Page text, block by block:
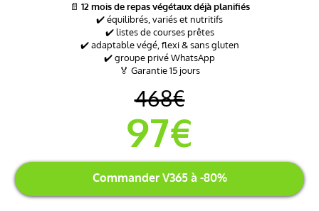
📄 12 mois de repas végétaux déjà planifiés
✔️ équilibrés, variés et nutritifs
✔️ listes de courses prêtes
✔️ adaptable végé, flexi & sans gluten
✔️ groupe privé WhatsApp
🏅 Garantie 15 jours
468€
97€
Commander V365 à -80%